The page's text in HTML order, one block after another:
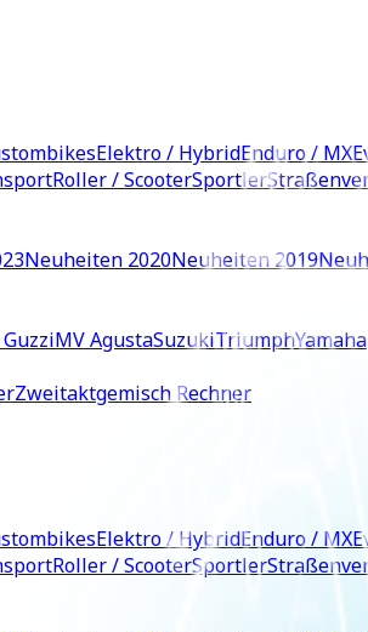
Elektro / HybridEnduro / MX
Roller / ScooterSportler
Neuheiten 2020Neuheiten 2019
MV AgustaSuzukiTriumphYamaha
Zweitaktgemisch Rechner
Elektro / HybridEnduro / MX
Roller / ScooterSportler